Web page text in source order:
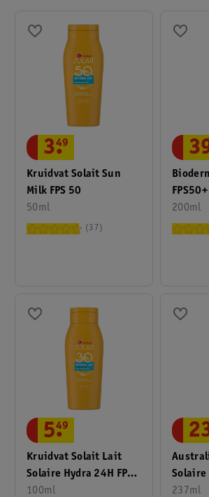
Kruidvat Solait Sun
Milk FPS 50
50ml
3.
49
37
200ml
Kruidvat Solait Lait
Solaire Hydra 24H FPS
30
100ml
5.
49
Bronzer
237ml